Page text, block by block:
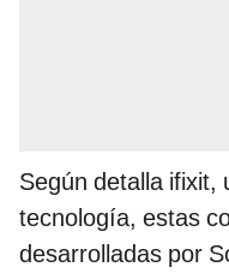
Según detalla ifixit,
tecnología, estas
desarrolladas por